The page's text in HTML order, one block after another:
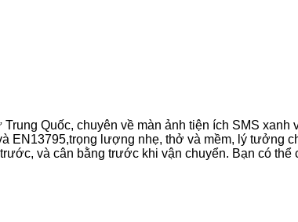
Quốc, chuyên về màn ảnh tiện ích SMS
EN13795,trọng lượng nhẹ, thở và mềm, lý tưởng
và cân bằng trước khi vận chuyển. Bạn có